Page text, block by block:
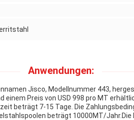
Anwendungen:
Jisco, Modellnummer 443,
Preis von USD 998 pro MT
beträgt 7-15 Tage. Die
beträgt 10000MT/Jahr.Die